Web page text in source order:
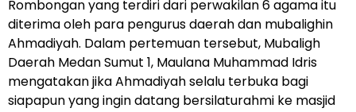
Rombongan yang terdiri dari perwakilan 6 agama itu
diterima oleh para pengurus daerah dan mubalighin
Ahmadiyah. Dalam pertemuan tersebut, Mubaligh
Daerah Medan Sumut 1, Maulana Muhammad Idris
mengatakan jika Ahmadiyah selalu terbuka bagi
siapapun yang ingin datang bersilaturahmi ke masjid